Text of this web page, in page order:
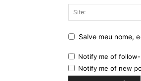
Salve meu nome,
Notify me of
Notify me of new